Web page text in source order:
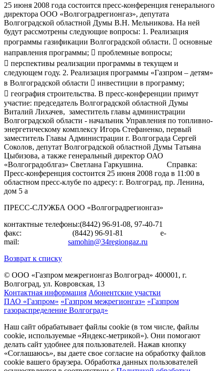
25 июня 2008 года состоится пресс-конференция генерального
директора ООО «Волгоградрегионгаз», депутата
Волгоградской областной Думы В.Н. Мельникова. На ней
будут рассмотрены следующие вопросы: 1. Реализация
программы газификации Волгоградской области.  основные
направления программы;  проблемные вопросы;
 перспективы реализации программы в текущем и
следующем году. 2. Реализация программы «Газпром – детям»
в Волгоградской области  инвестиции в программу;
 география строительства. В пресс-конференции примут
участие: председатель Волгоградской областной Думы
Виталий Лихачев, заместитель главы администрации
Волгоградской области - начальник Управления по топливно-
энергетическому комплексу Игорь Стефаненко, первый
заместитель Главы Администрации г. Волгограда Сергей
Соколов, депутат Волгоградской областной Думы Татьяна
Цыбизова, а также генеральный директор ОАО
«Волгоградоблгаз» Светлана Гаркушина. Справка:
Пресс-конференция состоится 25 июня 2008 года в 11:00 в
областном пресс-клубе по адресу: г. Волгоград, пр. Ленина,
дом 5 а
ПРЕСС-СЛУЖБА ООО «Волгоградрегионгаз»
контактные телефоны:(8442) 96-91-08, 97-40-71
факс: (8442) 96-91-81 e-
mail: samohin@34regiongaz.ru
Возврат к списку
© ООО «Газпром межрегионгаз Волгоград» 400001, г.
Волгоград, ул. Ковровская, 13
Контактная информация Абонентские участки
ПАО «Газпром» «Газпром межрегионгаз» «Газпром
газораспределение Волгоград»
Наш сайт обрабатывает файлы cookie (в том числе, файлы
cookie, используемые «Яндекс-метрикой»). Они помогают
делать сайт удобнее для пользователей. Нажав кнопку
«Соглашаюсь», вы даете свое согласие на обработку файлов
cookie вашего браузера. Обработка данных пользователей